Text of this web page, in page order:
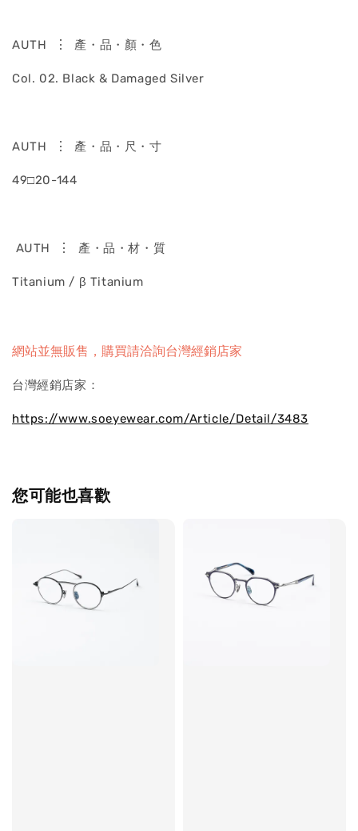
AUTH ⋮ 產・品・顏・色
Col. 02. Black & Damaged Silver
AUTH ⋮ 產・品・尺・寸
49□20-144
AUTH ⋮ 產・品・材・質
Titanium / β Titanium
網站並無販售，購買請洽詢台灣經銷店家
台灣經銷店家：
https://www.soeyewear.com/Article/Detail/3483
您可能也喜歡